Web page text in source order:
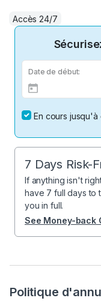
Politique
Accès 24/7
Date de début:
En cours
7 Days Risk-
If anything isn't
have 7 full days to
you in full.
See Money-back